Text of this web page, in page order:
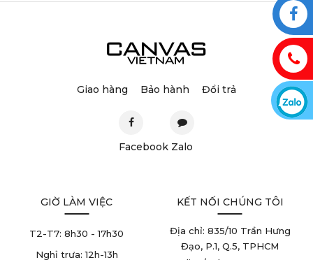
Giao hàng Bảo hành Đổi trả
Facebook Zalo
GIỜ LÀM VIỆC
T2-T7: 8h30 - 17h30
Nghỉ trưa: 12h-13h
KẾT NỐI CHÚNG TÔI
Địa chỉ: 835/10 Trần Hưng
Đạo, P.1, Q.5, TPHCM